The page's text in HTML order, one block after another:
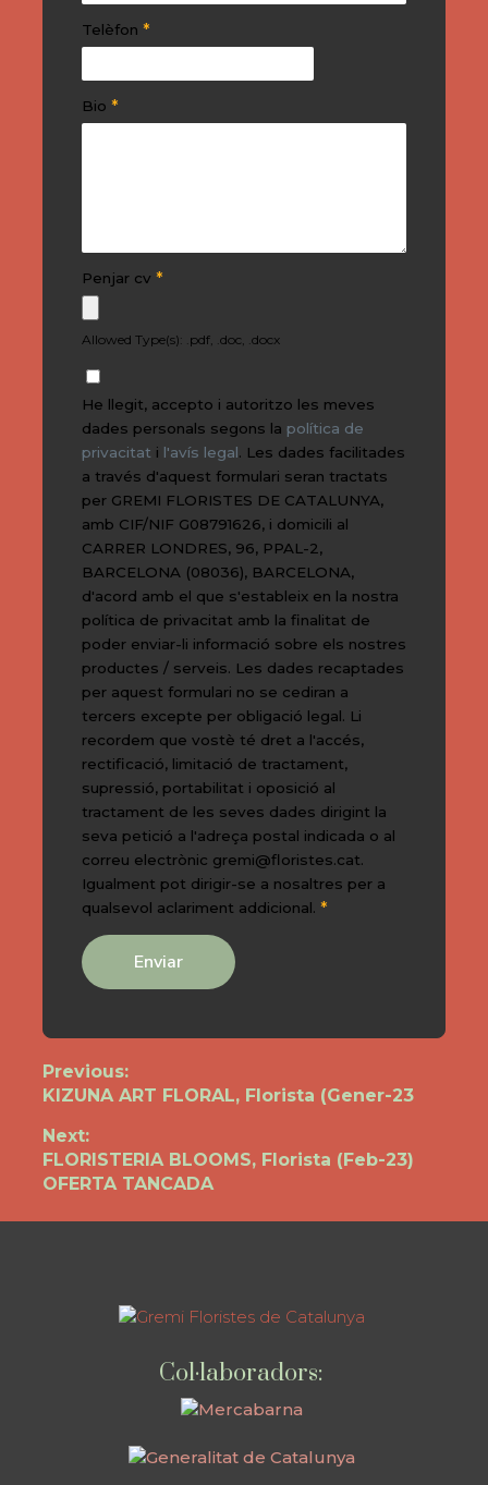
Telèfon *
Bio *
Penjar cv *
Allowed Type(s): .pdf, .doc, .docx
He llegit, accepto i autoritzo les meves
dades personals segons la política de
privacitat i l'avís legal. Les dades facilitades
a través d'aquest formulari seran tractats
per GREMI FLORISTES DE CATALUNYA,
amb CIF/NIF G08791626, i domicili al
CARRER LONDRES, 96, PPAL-2,
BARCELONA (08036), BARCELONA,
d'acord amb el que s'estableix en la nostra
política de privacitat amb la finalitat de
poder enviar-li informació sobre els nostres
productes / serveis. Les dades recaptades
per aquest formulari no se cediran a
tercers excepte per obligació legal. Li
recordem que vostè té dret a l'accés,
rectificació, limitació de tractament,
supressió, portabilitat i oposició al
tractament de les seves dades dirigint la
seva petició a l'adreça postal indicada o al
correu electrònic gremi@floristes.cat.
Igualment pot dirigir-se a nosaltres per a
qualsevol aclariment addicional. *
Navegació
d'entrades
Previous:
Previous
KIZUNA ART FLORAL, Florista (Gener-23
Next:
Next
post:
FLORISTERIA BLOOMS, Florista (Feb-23)
OFERTA TANCADA
Col·laboradors: